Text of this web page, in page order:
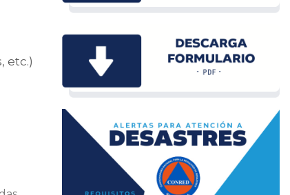
etc.)